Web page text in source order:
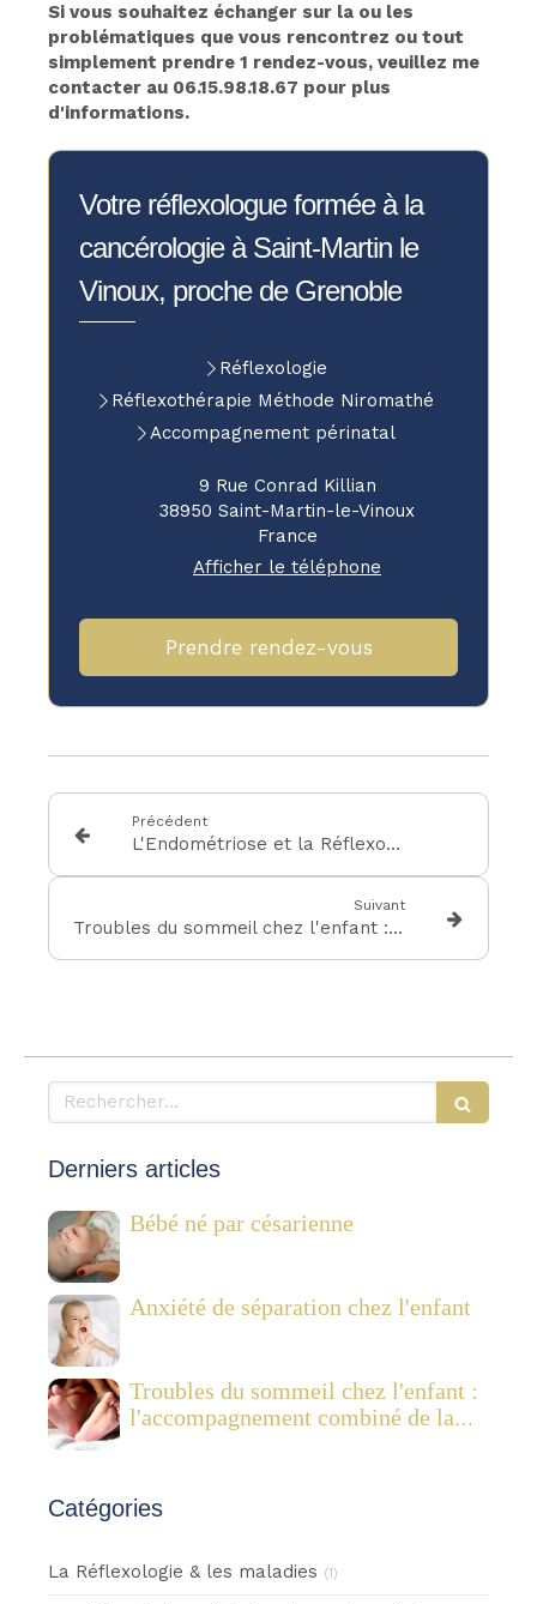
Si vous souhaitez échanger sur la ou les
problématiques que vous rencontrez ou tout
simplement prendre 1 rendez-vous, veuillez me
contacter au 06.15.98.18.67 pour plus
d'informations.
Votre réflexologue formée à la
cancérologie à Saint-Martin le
Vinoux, proche de Grenoble
Réflexologie
Réflexothérapie Méthode Niromathé
Accompagnement périnatal
9 Rue Conrad Killian
38950 Saint-Martin-le-Vinoux
France
Afficher le téléphone
Prendre rendez-vous
Précédent
L'Endométriose et la Réflexologie : Une Approche Complémentaire pour un Soulagement Durable
Suivant
Troubles du sommeil chez l'enfant : l'accompagnement combiné de la réflexologie plantaire pédiatrique et des Fleurs de Bach
Rechercher
Derniers articles
Bébé né par césarienne
Anxiété de séparation chez l'enfant
Troubles du sommeil chez l'enfant :
l'accompagnement combiné de la
Catégories
La Réflexologie & les maladies (1)